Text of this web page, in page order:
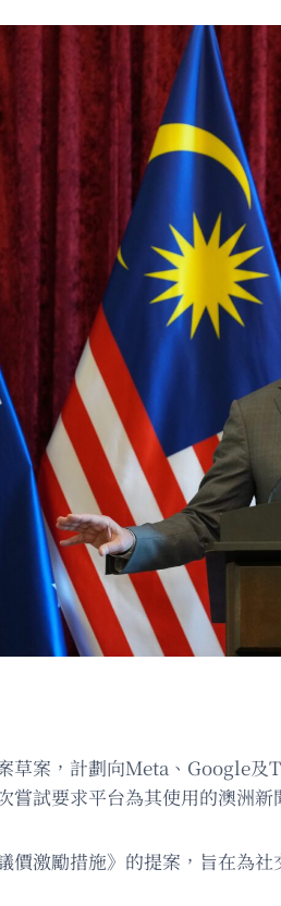
草案，計劃向Meta、Google及
嘗試要求平台為其使用的澳洲新
價激勵措施》的提案，旨在為